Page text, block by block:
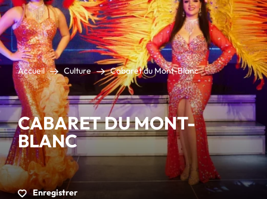
Accueil Culture Cabaret du Mont-Blanc
CABARET DU MONT-
BLANC
Enregistrer